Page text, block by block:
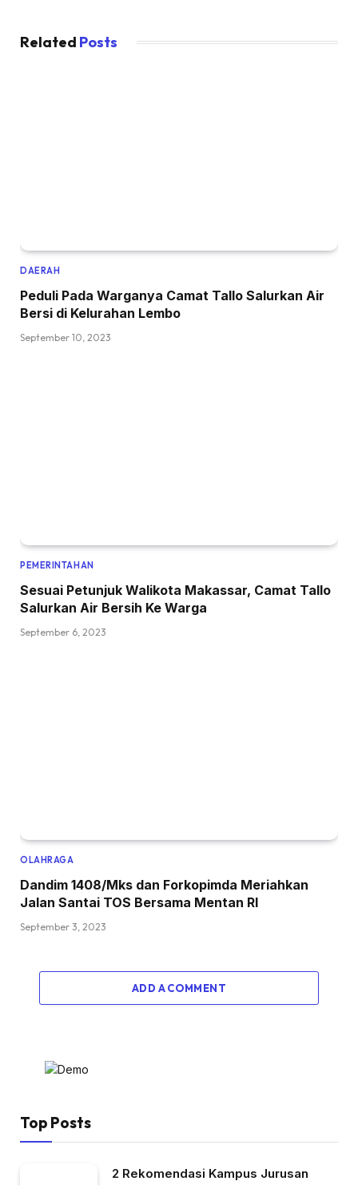
Related Posts
DAERAH
Peduli Pada Warganya Camat Tallo Salurkan Air
Bersi di Kelurahan Lembo
September 10, 2023
PEMERINTAHAN
Sesuai Petunjuk Walikota Makassar, Camat Tallo
Salurkan Air Bersih Ke Warga
September 6, 2023
OLAHRAGA
Dandim 1408/Mks dan Forkopimda Meriahkan
Jalan Santai TOS Bersama Mentan RI
September 3, 2023
ADD A COMMENT
Top Posts
2 Rekomendasi Kampus Jurusan